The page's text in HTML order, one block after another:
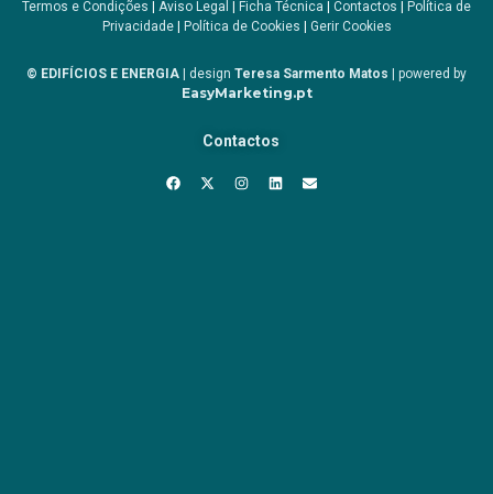
Termos e Condições Aviso Legal Ficha Técnica Contactos
Política de
Privacidade| Política de Cookies Gerir Cookies
© EDIFÍCIOS E ENERGIA | design Teresa Sarmento Matos | powered by
EasyMarketing.pt
Contactos